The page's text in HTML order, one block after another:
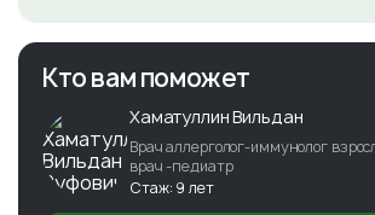
Кто вам поможет
Хаматуллин Вильдан
Врач аллерголог-иммунолог
врач -педиатр
Стаж: 9 лет